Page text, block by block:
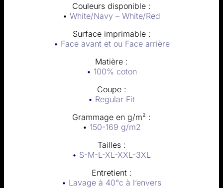
Couleurs disponible :
• White/Navy – White/Red
Surface imprimable :
• Face avant et ou Face arrière
Matière :
• 100% coton
Coupe :
• Regular Fit
Grammage en g/m² :
• 150-169 g/m2
Tailles :
• S-M-L-XL-XXL-3XL
Entretient :
• Lavage à 40°c à l’envers